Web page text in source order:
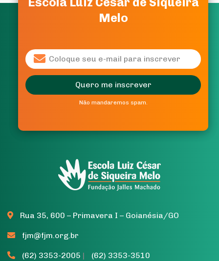
Melo
Quero me inscrever
Não mandaremos spam.
Melo
Quero me inscrever
Não mandaremos spam.
Rua 35, 600 – Primavera I – Goianésia/GO
fjm@fjm.org.br
(62) 3353-2005 | (62) 3353-3510